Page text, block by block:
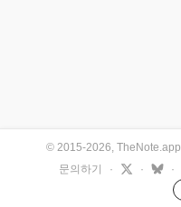
© 2015-2026, TheNote.app
문의하기
· · ·